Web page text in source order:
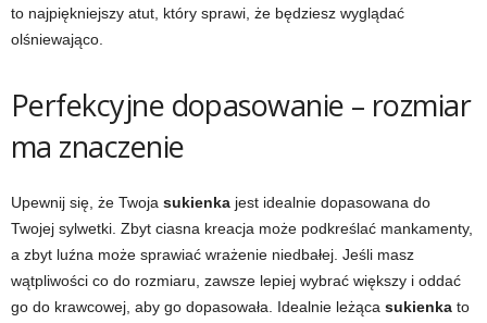
to najpiękniejszy atut, który sprawi, że będziesz wyglądać
olśniewająco.
Perfekcyjne dopasowanie – rozmiar
ma znaczenie
Upewnij się, że Twoja sukienka jest idealnie dopasowana do
Twojej sylwetki. Zbyt ciasna kreacja może podkreślać mankamenty,
a zbyt luźna może sprawiać wrażenie niedbałej. Jeśli masz
wątpliwości co do rozmiaru, zawsze lepiej wybrać większy i oddać
go do krawcowej, aby go dopasowała. Idealnie leżąca sukienka to